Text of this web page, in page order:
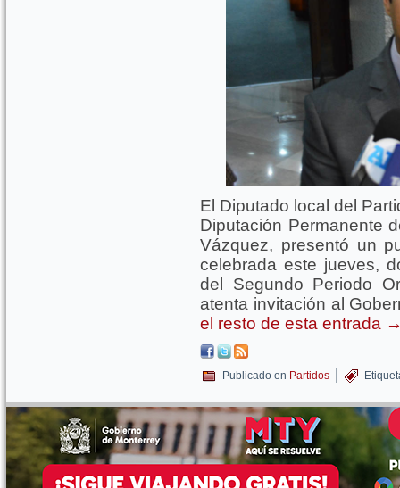
El Diputado local del
Diputación Permanente
Vázquez, presentó un
celebrada este jueves,
del Segundo Periodo
atenta invitación al
el resto de esta entrada
Publicado en Partidos |